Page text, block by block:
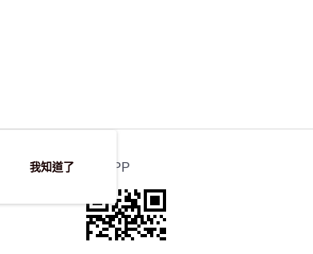
官方APP
我知道了